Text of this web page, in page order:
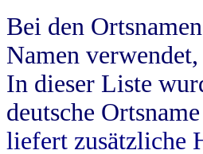
Bei den
Namen
In dieser Liste
deutsche
liefert zusätzliche